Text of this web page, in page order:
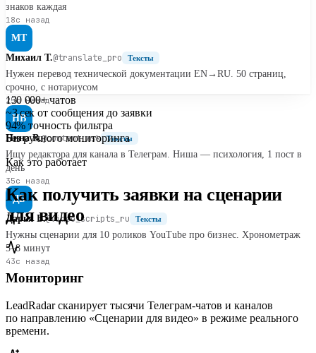
знаков каждая
18с назад
МТ
Михаил Т.@translate_pro Тексты
Нужен перевод технической документации EN→RU. 50 страниц,
срочно, с нотариусом
25с назад
НВ
Нина В.@content_msk Тексты
Ищу редактора для канала в Телеграм. Ниша — психология, 1 пост в
день
35с назад
ДБ
Дарья Б.@video_scripts_ru Тексты
Нужны сценарии для 10 роликов YouTube про бизнес. Хронометраж
5–8 минут
43с назад
130 000+ чатов
~3 сек от сообщения до заявки
94% точность фильтра
Без ручного мониторинга
Как это работает
Как получить заявки на сценарии
для видео
Мониторинг
LeadRadar сканирует тысячи Телеграм‑чатов и каналов
по направлению «Сценарии для видео» в режиме реального
времени.